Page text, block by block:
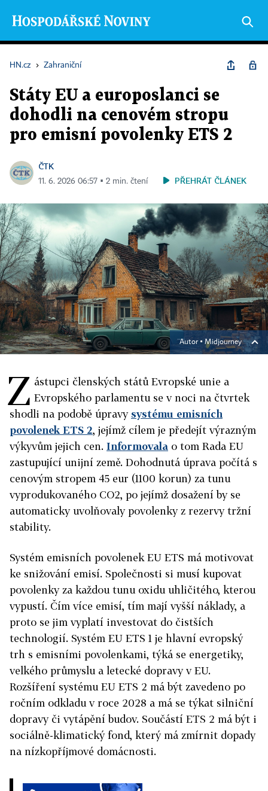
HN.cz › Zahraniční
Státy EU a europoslanci se
dohodli na cenovém stropu
pro emisní povolenky ETS 2
ČTK
11. 6. 2026 06:57 ▪ 2 min. čtení PŘEHRÁT ČLÁNEK
Autor ▪ Midjourney
Z ástupci členských států Evropské unie a
Evropského parlamentu se v noci na čtvrtek
shodli na podobě úpravy systému emisních
povolenek ETS 2, jejímž cílem je předejít výrazným
výkyvům jejich cen. Informovala o tom Rada EU
zastupující unijní země. Dohodnutá úprava počítá s
cenovým stropem 45 eur (1100 korun) za tunu
vyprodukovaného CO2, po jejímž dosažení by se
automaticky uvolňovaly povolenky z rezervy tržní
stability.
Systém emisních povolenek EU ETS má motivovat
ke snižování emisí. Společnosti si musí kupovat
povolenky za každou tunu oxidu uhličitého, kterou
vypustí. Čím více emisí, tím mají vyšší náklady, a
proto se jim vyplatí investovat do čistších
technologií. Systém EU ETS 1 je hlavní evropský
trh s emisními povolenkami, týká se energetiky,
velkého průmyslu a letecké dopravy v EU.
Rozšíření systému EU ETS 2 má být zavedeno po
ročním odkladu v roce 2028 a má se týkat silniční
dopravy či vytápění budov. Součástí ETS 2 má být i
sociálně-klimatický fond, který má zmírnit dopady
na nízkopříjmové domácnosti.